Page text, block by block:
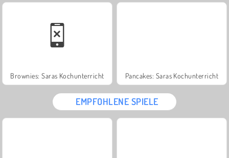
Brownies: Saras Kochunterricht Pancakes: Saras Kochunterricht
EMPFOHLENE SPIELE